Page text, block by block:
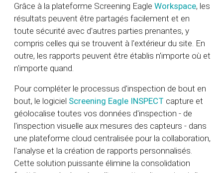
Grâce à la plateforme Screening Eagle Workspace, les
résultats peuvent être partagés facilement et en
toute sécurité avec d'autres parties prenantes, y
compris celles qui se trouvent à l'extérieur du site. En
outre, les rapports peuvent être établis n'importe où et
n'importe quand.
Pour compléter le processus d'inspection de bout en
bout, le logiciel Screening Eagle INSPECT capture et
géolocalise toutes vos données d'inspection - de
l'inspection visuelle aux mesures des capteurs - dans
une plateforme cloud centralisée pour la collaboration,
l'analyse et la création de rapports personnalisés.
Cette solution puissante élimine la consolidation